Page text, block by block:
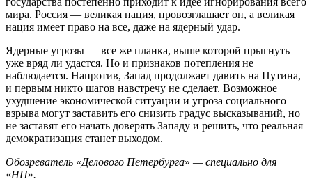
мира. Россия — великая нация, провозглашает он, а великая
нация имеет право на все, даже на ядерный удар.
Ядерные угрозы — все же планка, выше которой прыгнуть
уже вряд ли удастся. Но и признаков потепления не
наблюдается. Напротив, Запад продолжает давить на Путина,
и первым никто шагов навстречу не сделает. Возможное
ухудшение экономической ситуации и угроза социального
взрыва могут заставить его снизить градус высказываний, но
не заставят его начать доверять Западу и решить, что реальная
демократизация станет выходом.
Обозреватель «Делового Петербурга» — специально для
«НП».